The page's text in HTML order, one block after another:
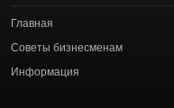
Главная
Советы бизнесменам
Информация